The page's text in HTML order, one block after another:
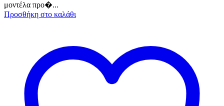
μοντέλα προ�...
Προσθήκη στο καλάθι